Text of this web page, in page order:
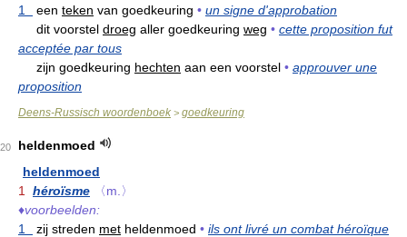
1
een teken van goedkeuring • un signe d'approbation
dit voorstel droeg aller goedkeuring weg • cette proposition fut
acceptée par tous
zijn goedkeuring hechten aan een voorstel • approuver une
proposition
Deens-Russisch woordenboek > goedkeuring
20
heldenmoed
heldenmoed
1
héroïsme
〈m.〉
♦voorbeelden:
1
zij streden met heldenmoed • ils ont livré un combat héroïque